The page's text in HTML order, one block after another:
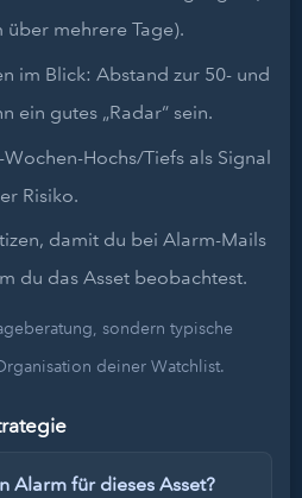
mehrere Tage).
im Blick: Abstand zur 50- und
ein gutes „Radar“ sein.
Hochs/Tiefs als Signal
Risiko.
damit du bei Alarm-Mails
du das Asset beobachtest.
sondern typische
deiner Watchlist.
Alarm für dieses Asset?